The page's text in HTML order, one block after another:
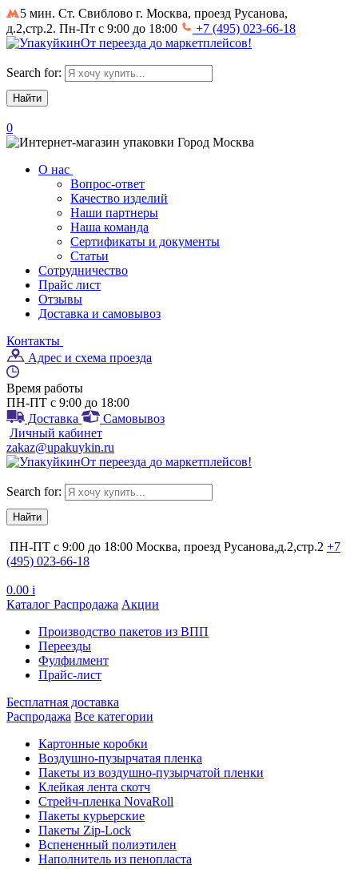
5 мин. Ст. Свиблово г. Москва, проезд Русанова,
д.2,стр.2. Пн-Пт с 9:00 до 18:00
+7 (495) 023-66-18
От переезда до маркетплейсов!
Search for:
0
Город Москва
О нас
Вопрос-ответ
Качество изделий
Наши партнеры
Наша команда
Сертификаты и документы
Статьи
Сотрудничество
Прайс лист
Отзывы
Доставка и самовывоз
Контакты
Адрес и схема проезда
Время работы
ПН-ПТ с 9:00 до 18:00
Доставка
Самовывоз
Личный кабинет
zakaz@upakuykin.ru
От переезда до маркетплейсов!
Search for:
ПН-ПТ с 9:00 до 18:00 Москва, проезд Русанова,д.2,стр.2 +7
(495) 023-66-18
0.00 i
Каталог Распродажа Акции
Производство пакетов из ВПП
Переезды
Фулфилмент
Прайс-лист
Бесплатная доставка
Распродажа Все категории
Картонные коробки
Воздушно-пузырчатая пленка
Пакеты из воздушно-пузырчатой пленки
Клейкая лента скотч
Стрейч-пленка NovaRoll
Пакеты курьерские
Пакеты Zip-Lock
Вспененный полиэтилен
Наполнитель из пенопласта